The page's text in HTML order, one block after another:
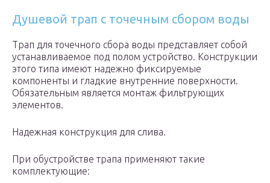
Душевой трап с точечным сбором воды
Трап для точечного сбора воды представляет собой
устанавливаемое под полом устройство. Конструкции
этого типа имеют надежно фиксируемые
компоненты и гладкие внутренние поверхности.
Обязательным является монтаж фильтрующих
элементов.
Надежная конструкция для слива.
При обустройстве трапа применяют такие
комплектующие: